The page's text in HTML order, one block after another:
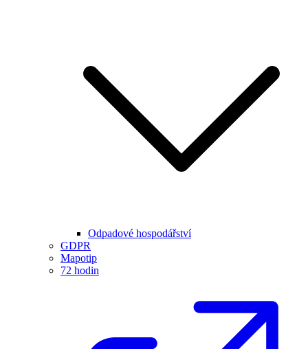
Odpadové hospodářství
GDPR
Mapotip
72 hodin